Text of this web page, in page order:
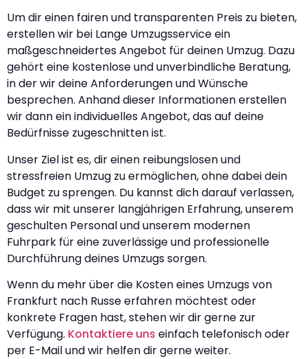
Um dir einen fairen und transparenten Preis zu bieten,
erstellen wir bei Lange Umzugsservice ein
maßgeschneidertes Angebot für deinen Umzug. Dazu
gehört eine kostenlose und unverbindliche Beratung,
in der wir deine Anforderungen und Wünsche
besprechen. Anhand dieser Informationen erstellen
wir dann ein individuelles Angebot, das auf deine
Bedürfnisse zugeschnitten ist.
Unser Ziel ist es, dir einen reibungslosen und
stressfreien Umzug zu ermöglichen, ohne dabei dein
Budget zu sprengen. Du kannst dich darauf verlassen,
dass wir mit unserer langjährigen Erfahrung, unserem
geschulten Personal und unserem modernen
Fuhrpark für eine zuverlässige und professionelle
Durchführung deines Umzugs sorgen.
Wenn du mehr über die Kosten eines Umzugs von
Frankfurt nach Russe erfahren möchtest oder
konkrete Fragen hast, stehen wir dir gerne zur
Verfügung. Kontaktiere uns einfach telefonisch oder
per E-Mail und wir helfen dir gerne weiter.